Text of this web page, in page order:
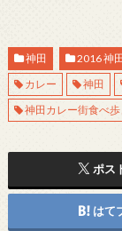
神田
2016 神
カレー
神田
神田カレー街食べ
ポス
はて